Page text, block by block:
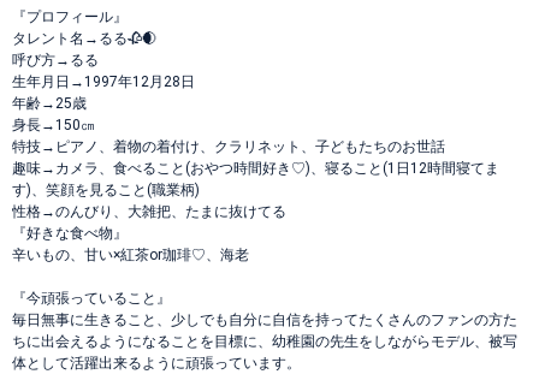
『プロフィール』
タレント名→るる🥀🌒
呼び方→るる
生年月日→1997年12月28日
年齢→25歳
身長→150㎝
特技→ピアノ、着物の着付け、クラリネット、子どもたちのお世話
趣味→カメラ、食べること(おやつ時間好き♡)、寝ること(1日12時間寝てま
す)、笑顔を見ること(職業柄)
性格→のんびり、大雑把、たまに抜けてる
『好きな食べ物』
辛いもの、甘い×紅茶or珈琲♡、海老
『今頑張っていること』
毎日無事に生きること、少しでも自分に自信を持ってたくさんのファンの方た
ちに出会えるようになることを目標に、幼稚園の先生をしながらモデル、被写
体として活躍出来るように頑張っています。